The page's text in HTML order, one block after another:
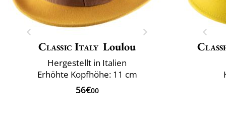
Classic Italy Loulou
Hergestellt in Italien
Erhöhte Kopfhöhe: 11 cm
56€00